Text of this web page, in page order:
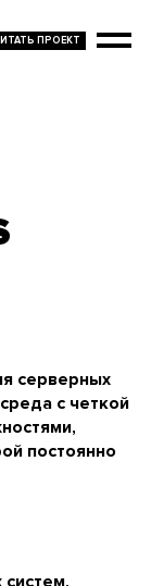
серверных
с четкой
постоянно